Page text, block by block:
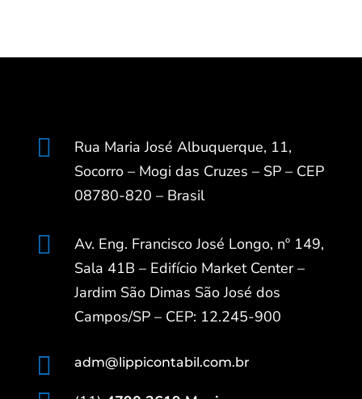

Rua Maria José Albuquerque, 11,
Socorro – Mogi das Cruzes – SP – CEP
08780-820 – Brasil

Av. Eng. Francisco José Longo, nº 149,
Sala 41B – Edifício Market Center –
Jardim São Dimas São José dos
Campos/SP – CEP: 12.245-900
 adm@lippicontabil.com.br